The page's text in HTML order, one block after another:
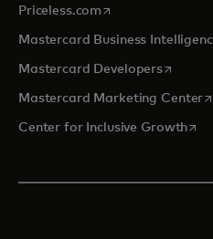
Priceless.com s’ouvre dans un
Mastercard Business
Mastercard Developerss’ouvre
Mastercard Marketing Center
Center for Inclusive Growth